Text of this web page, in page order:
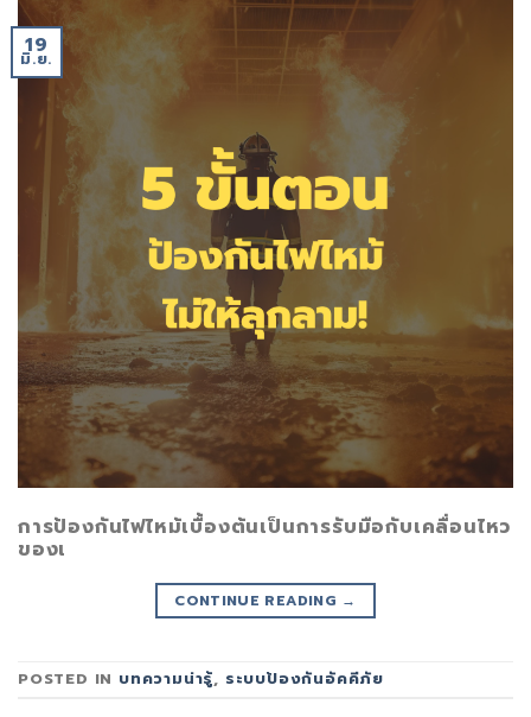
19
มิ.ย.
การป้องกันไฟไหม้เบื้องต้นเป็นการรับมือกับเคลื่อนไหว
ของเ
CONTINUE READING →
POSTED IN บทความน่ารู้, ระบบป้องกันอัคคีภัย